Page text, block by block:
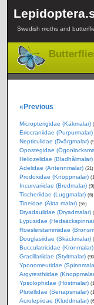
Swedish moths and
«Previous
Micropterigidae (Käkmalar)
Eriocraniidae (Purpurmalar)
Nepticulidae (Dvärgmalar)
Opostegidae
Heliozelidae (Bladhålmalar)
Adelidae (Antennmalar) (21)
Prodoxidae (Knoppmalar)
Incurvariidae (Bredmalar) (9)
Tischeriidae (Luggmalar) (6)
Tineidae (Äkta malar) (55)
Dryadaulidae (Dryadmalar)
Lypusidae
Roeslerstammiidae
Douglasiidae (Skäckmalar)
Bucculatricidae (Kronmalar)
Gracillariidae (Styltmalar)
Yponomeutidae
Argyresthiidae
Ypsolophidae (Höstmalar)
Plutellidae (Senapsmalar)
Acrolepiidae (Kluddmalar)